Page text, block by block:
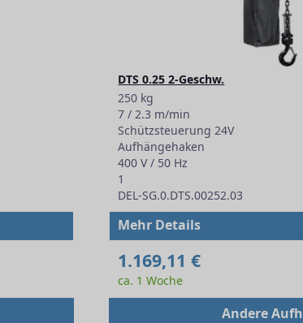
DTS 0.25 2-Geschw.
250 kg
7 / 2.3 m/min
Schützsteuerung 24V
Aufhängehaken
400 V / 50 Hz
1
DEL-SG.0.DTS.00252.03
Mehr Details
1.169,11 €
ca. 1 Woche
Andere